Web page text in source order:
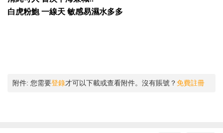
白虎粉鮑 一線天 敏感易濕水多多
附件: 您需要登錄才可以下載或查看附件。沒有賬號？免費註冊